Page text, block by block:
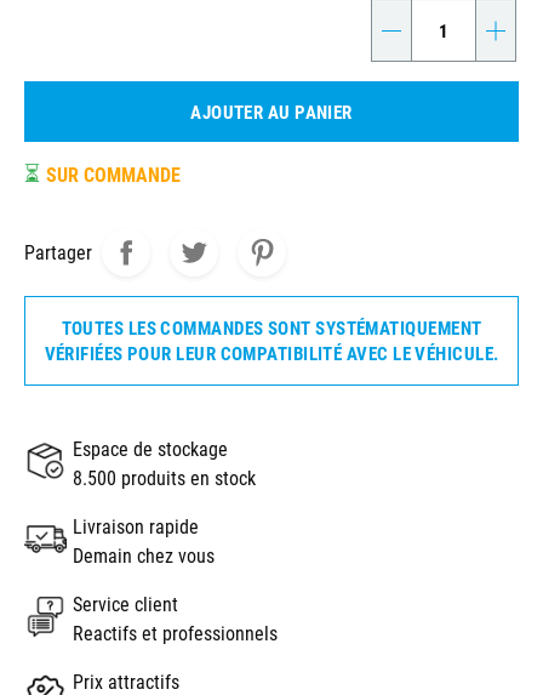
- +
AJOUTER AU PANIER
⏳ SUR COMMANDE
Partager
TOUTES LES COMMANDES SONT SYSTÉMATIQUEMENT
VÉRIFIÉES POUR LEUR COMPATIBILITÉ AVEC LE VÉHICULE.
Espace de stockage
8.500 produits en stock
Livraison rapide
Demain chez vous
Service client
Reactifs et professionnels
Prix attractifs